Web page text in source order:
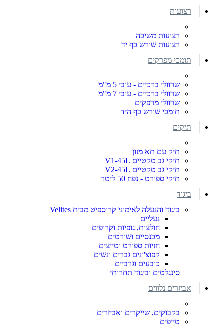
רצועות
רצועות משיכה
רצועות שורש כף יד
תומכי מפרקים
שרוולי ברכיים - עובי 5 מ"מ
שרוולי ברכיים - עובי 7 מ"מ
שרוולי מרפקים
תומכי שורש כף היד
תיקים
תיק עם תא מזון
תיקי גב טקטיים V1-45L
תיקי גב טקטיים V2-45L
תיקי ספורט - נפח 50 ליטר
ביגוד
ביגוד והנעלה לאימוני קרוספיט מבית Velites
נעליים
חולצות, גופיות וקרופים
מכנסיים ושורטים
חזיות ספורט וטייצים
קפוצ'ונים גברים ונשים
כובעים וגרביים
סינגלטים וביגוד תחרותי
אביזרים נלווים
בקבוקים, שייקרים ואביזרים
טייפים